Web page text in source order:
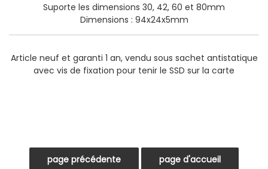
Suporte les dimensions 30, 42, 60 et 80mm
Dimensions : 94x24x5mm
Article neuf et garanti 1 an, vendu sous sachet antistatique
avec vis de fixation pour tenir le SSD sur la carte